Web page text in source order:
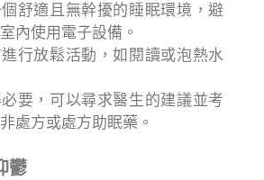
舒適且無幹擾的睡眠環境，避
內使用電子設備。
行放鬆活動，如閱讀或泡熱水
要，可以尋求醫生的建議並考
處方或處方助眠藥。
鬱